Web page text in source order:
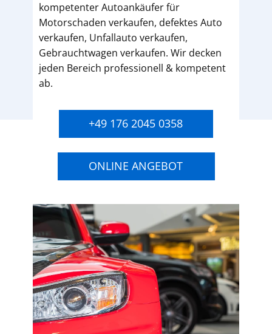
kompetenter Autoankäufer für
Motorschaden verkaufen, defektes Auto
verkaufen, Unfallauto verkaufen,
Gebrauchtwagen verkaufen. Wir decken
jeden Bereich professionell & kompetent
ab.
+49 176 2045 0358
ONLINE ANGEBOT